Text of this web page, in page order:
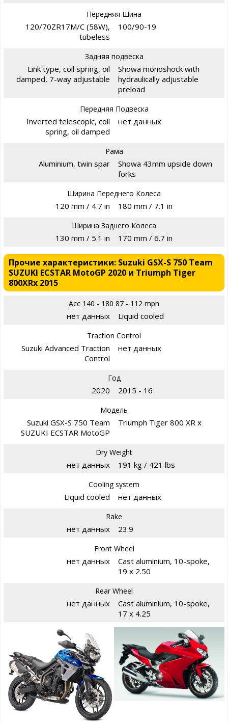
Передняя Шина
120/70ZR17M/C (58W),
tubeless
100/90-19
Задняя подвеска
Link type, coil spring, oil
damped, 7-way adjustable
Showa monoshock with
hydraulically adjustable
preload
Передняя Подвеска
Inverted telescopic, coil
spring, oil damped
нет данных
Рама
Aluminium, twin spar
Showa 43mm upside down
forks
Ширина Переднего Колеса
120 mm / 4.7 in 180 mm / 7.1 in
Ширина Заднего Колеса
130 mm / 5.1 in 170 mm / 6.7 in
Прочие характеристики: Suzuki GSX-S 750 Team
SUZUKI ECSTAR MotoGP 2020 и Triumph Tiger
800XRx 2015
Acc 140 - 180 87 - 112 mph
нет данных Liquid cooled
Traction Control
Suzuki Advanced Traction
Control
нет данных
Год
2020 2015 - 16
Модель
Suzuki GSX-S 750 Team
SUZUKI ECSTAR MotoGP
Triumph Tiger 800 XR x
Dry Weight
нет данных 191 kg / 421 lbs
Cooling system
Liquid cooled нет данных
Rake
нет данных 23.9
Front Wheel
нет данных
Cast aluminium, 10-spoke,
19 x 2.50
Rear Wheel
нет данных
Cast aluminium, 10-spoke,
17 x 4.25